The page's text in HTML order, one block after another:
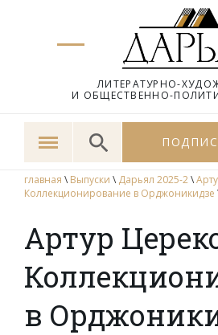
ЛИТЕРАТУРНО-
И ОБЩЕСТВЕННО-
главная \ Выпуски \ Дарьял 2025-2\
Коллекционирование в Орджоникидзе
Артур
в